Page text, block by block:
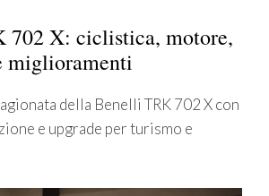
702 X: ciclistica, motore,
miglioramenti
della Benelli TRK 702 X con
e upgrade per turismo e